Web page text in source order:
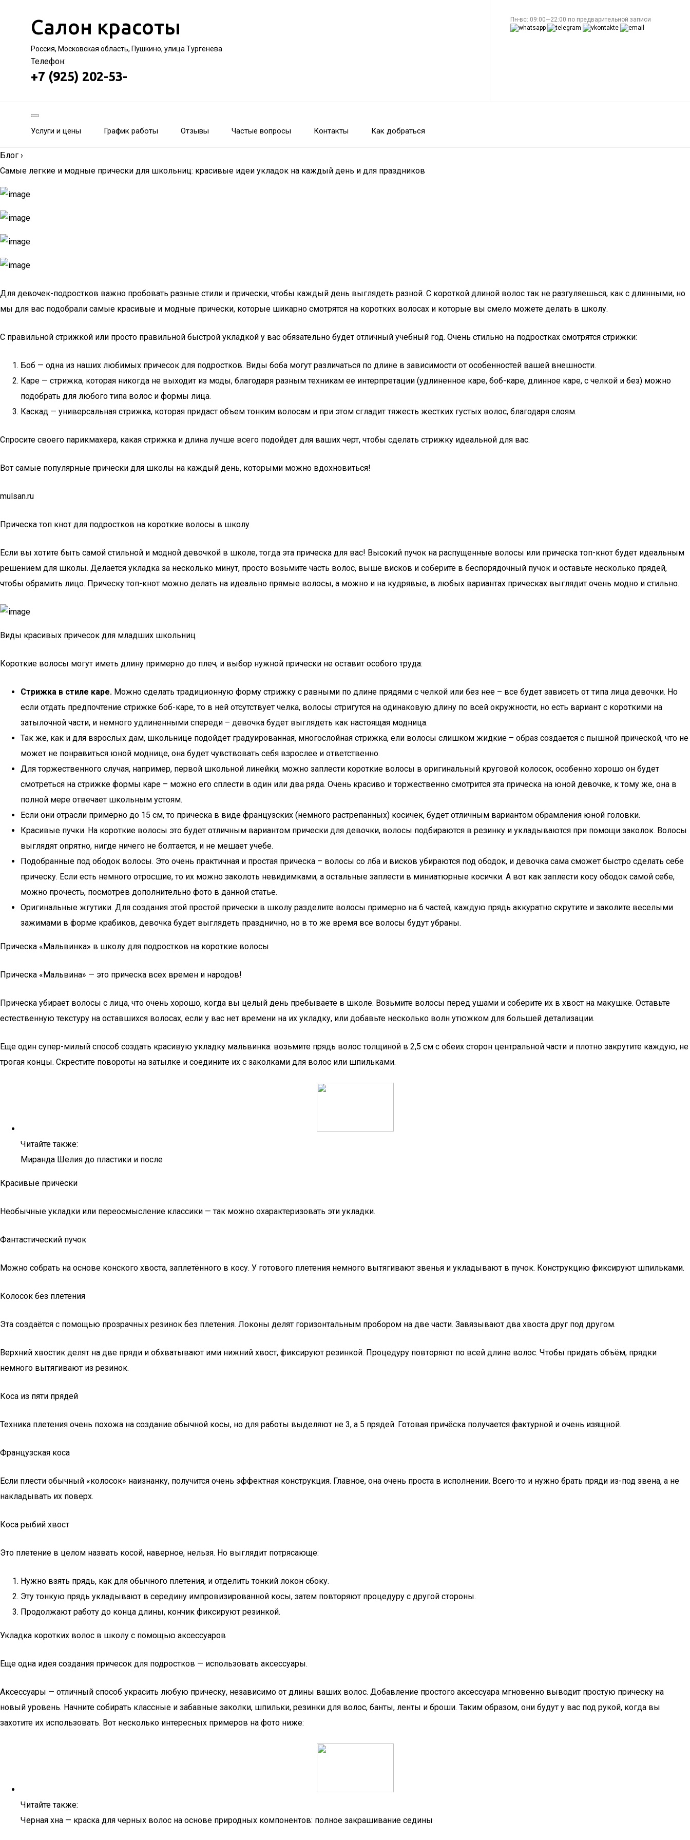
Салон красоты
Россия, Московская область, Пушкино, улица Тургенева
Телефон:
+7 (925) 202-53-
Пн-вс: 09:00—22:00 по предварительной записи
Услуги и цены График работы Отзывы Частые вопросы Контакты Как добраться
Блог ›
Самые легкие и модные прически для школьниц: красивые идеи укладок на каждый день и для праздников
Для девочек-подростков важно пробовать разные стили и прически, чтобы каждый день выглядеть разной. С короткой длиной волос так не разгуляешься, как с длинными, но
мы для вас подобрали самые красивые и модные прически, которые шикарно смотрятся на коротких волосах и которые вы смело можете делать в школу.
С правильной стрижкой или просто правильной быстрой укладкой у вас обязательно будет отличный учебный год. Очень стильно на подростках смотрятся стрижки:
Боб — одна из наших любимых причесок для подростков. Виды боба могут различаться по длине в зависимости от особенностей вашей внешности.
Каре — стрижка, которая никогда не выходит из моды, благодаря разным техникам ее интерпретации (удлиненное каре, боб-каре, длинное каре, с челкой и без) можно
подобрать для любого типа волос и формы лица.
Каскад — универсальная стрижка, которая придаст объем тонким волосам и при этом сгладит тяжесть жестких густых волос, благодаря слоям.
Спросите своего парикмахера, какая стрижка и длина лучше всего подойдет для ваших черт, чтобы сделать стрижку идеальной для вас.
Вот самые популярные прически для школы на каждый день, которыми можно вдохновиться!
mulsan.ru
Прическа топ кнот для подростков на короткие волосы в школу
Если вы хотите быть самой стильной и модной девочкой в школе, тогда эта прическа для вас! Высокий пучок на распущенные волосы или прическа топ-кнот будет идеальным
решением для школы. Делается укладка за несколько минут, просто возьмите часть волос, выше висков и соберите в беспорядочный пучок и оставьте несколько прядей,
чтобы обрамить лицо. Прическу топ-кнот можно делать на идеально прямые волосы, а можно и на кудрявые, в любых вариантах прическах выглядит очень модно и стильно.
Виды красивых причесок для младших школьниц
Короткие волосы могут иметь длину примерно до плеч, и выбор нужной прически не оставит особого труда:
Стрижка в стиле каре. Можно сделать традиционную форму стрижку с равными по длине прядями с челкой или без нее – все будет зависеть от типа лица девочки. Но
если отдать предпочтение стрижке боб-каре, то в ней отсутствует челка, волосы стригутся на одинаковую длину по всей окружности, но есть вариант с короткими на
затылочной части, и немного удлиненными спереди – девочка будет выглядеть как настоящая модница.
Так же, как и для взрослых дам, школьнице подойдет градуированная, многослойная стрижка, ели волосы слишком жидкие – образ создается с пышной прической, что не
может не понравиться юной моднице, она будет чувствовать себя взрослее и ответственно.
Для торжественного случая, например, первой школьной линейки, можно заплести короткие волосы в оригинальный круговой колосок, особенно хорошо он будет
смотреться на стрижке формы каре – можно его сплести в один или два ряда. Очень красиво и торжественно смотрится эта прическа на юной девочке, к тому же, она в
полной мере отвечает школьным устоям.
Если они отрасли примерно до 15 см, то прическа в виде французских (немного растрепанных) косичек, будет отличным вариантом обрамления юной головки.
Красивые пучки. На короткие волосы это будет отличным вариантом прически для девочки, волосы подбираются в резинку и укладываются при помощи заколок. Волосы
выглядят опрятно, нигде ничего не болтается, и не мешает учебе.
Подобранные под ободок волосы. Это очень практичная и простая прическа – волосы со лба и висков убираются под ободок, и девочка сама сможет быстро сделать себе
прическу. Если есть немного отросшие, то их можно заколоть невидимками, а остальные заплести в миниатюрные косички. А вот как заплести косу ободок самой себе,
можно прочесть, посмотрев дополнительно фото в данной статье.
Оригинальные жгутики. Для создания этой простой прически в школу разделите волосы примерно на 6 частей, каждую прядь аккуратно скрутите и заколите веселыми
зажимами в форме крабиков, девочка будет выглядеть празднично, но в то же время все волосы будут убраны.
Прическа «Мальвинка» в школу для подростков на короткие волосы
Прическа «Мальвина» — это прическа всех времен и народов!
Прическа убирает волосы с лица, что очень хорошо, когда вы целый день пребываете в школе. Возьмите волосы перед ушами и соберите их в хвост на макушке. Оставьте
естественную текстуру на оставшихся волосах, если у вас нет времени на их укладку, или добавьте несколько волн утюжком для большей детализации.
Еще один супер-милый способ создать красивую укладку мальвинка: возьмите прядь волос толщиной в 2,5 см с обеих сторон центральной части и плотно закрутите каждую, не
трогая концы. Скрестите повороты на затылке и соедините их с заколками для волос или шпильками.
Читайте также:
Миранда Шелия до пластики и после
Красивые причёски
Необычные укладки или переосмысление классики — так можно охарактеризовать эти укладки.
Фантастический пучок
Можно собрать на основе конского хвоста, заплетённого в косу. У готового плетения немного вытягивают звенья и укладывают в пучок. Конструкцию фиксируют шпильками.
Колосок без плетения
Эта создаётся с помощью прозрачных резинок без плетения. Локоны делят горизонтальным пробором на две части. Завязывают два хвоста друг под другом.
Верхний хвостик делят на две пряди и обхватывают ими нижний хвост, фиксируют резинкой. Процедуру повторяют по всей длине волос. Чтобы придать объём, прядки
немного вытягивают из резинок.
Коса из пяти прядей
Техника плетения очень похожа на создание обычной косы, но для работы выделяют не 3, а 5 прядей. Готовая причёска получается фактурной и очень изящной.
Французская коса
Если плести обычный «колосок» наизнанку, получится очень эффектная конструкция. Главное, она очень проста в исполнении. Всего-то и нужно брать пряди из-под звена, а не
накладывать их поверх.
Коса рыбий хвост
Это плетение в целом назвать косой, наверное, нельзя. Но выглядит потрясающе:
Нужно взять прядь, как для обычного плетения, и отделить тонкий локон сбоку.
Эту тонкую прядь укладывают в середину импровизированной косы, затем повторяют процедуру с другой стороны.
Продолжают работу до конца длины, кончик фиксируют резинкой.
Укладка коротких волос в школу с помощью аксессуаров
Еще одна идея создания причесок для подростков — использовать аксессуары.
Аксессуары — отличный способ украсить любую прическу, независимо от длины ваших волос. Добавление простого аксессуара мгновенно выводит простую прическу на
новый уровень. Начните собирать классные и забавные заколки, шпильки, резинки для волос, банты, ленты и броши. Таким образом, они будут у вас под рукой, когда вы
захотите их использовать. Вот несколько интересных примеров на фото ниже:
Читайте также:
Черная хна — краска для черных волос на основе природных компонентов: полное закрашивание седины